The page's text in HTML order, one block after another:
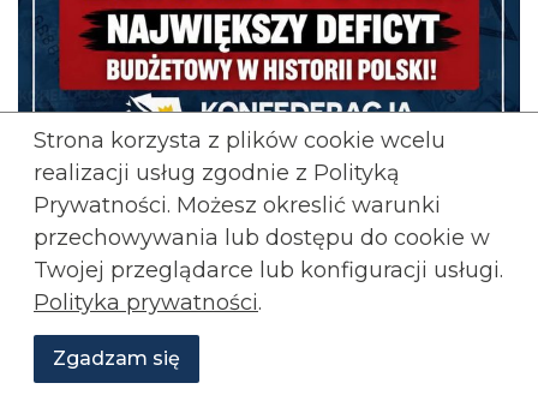
Adrian Stankiewicz:Za rządów Tuska deficyt
sięgnął 7,3% PKB w 2025, a dług rośnie w
tempie miliardów miesięcznie. W 2026
przekroczy 65%. Zamiast reform i cięć w
marnotrawstwie kolejne pożyczki na
rozdawnictwo.
Strona korzysta z plików cookie wcelu
realizacji usług zgodnie z Polityką
Prywatności. Możesz okreslić warunki
przechowywania lub dostępu do cookie w
Twojej przeglądarce lub konfiguracji usługi.
Polityka prywatności.
Zgadzam się